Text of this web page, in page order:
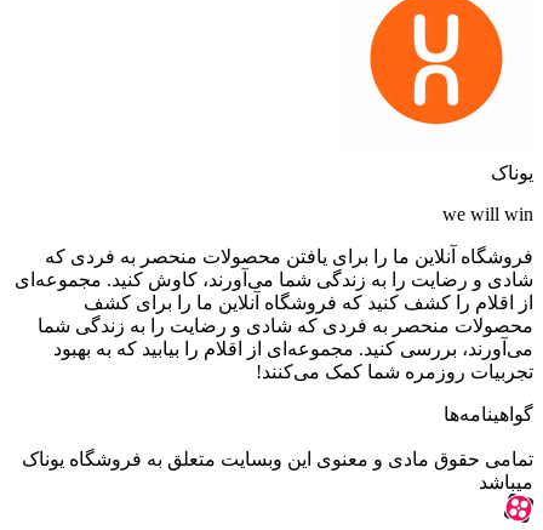
یوناک
we will win
فروشگاه آنلاین ما را برای یافتن محصولات منحصر به فردی که
شادی و رضایت را به زندگی شما می‌آورند، کاوش کنید. مجموعه‌ای
از اقلام را کشف کنید که فروشگاه آنلاین ما را برای کشف
محصولات منحصر به فردی که شادی و رضایت را به زندگی شما
می‌آورند، بررسی کنید. مجموعه‌ای از اقلام را بیابید که به بهبود
تجربیات روزمره شما کمک می‌کنند!
گواهینامه‌ها
تمامی حقوق مادی و معنوی این وبسایت متعلق به فروشگاه یوناک
میباشد